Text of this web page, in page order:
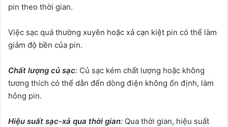
pin theo thời gian.
Việc sạc quá thường xuyên hoặc xả cạn kiệt pin có thể làm
giảm độ bền của pin.
Chất lượng củ sạc: Củ sạc kém chất lượng hoặc không
tương thích có thể dẫn đến dòng điện không ổn định, làm
hỏng pin.
Hiệu suất sạc-xả qua thời gian: Qua thời gian, hiệu suất